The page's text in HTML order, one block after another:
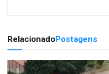
RelacionadoPostagens